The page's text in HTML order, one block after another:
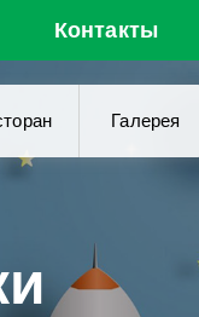
Контакты
Галерея